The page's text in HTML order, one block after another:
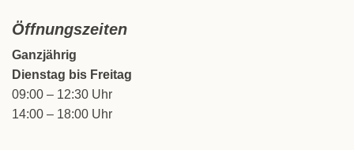
Öffnungszeiten
Ganzjährig
Dienstag bis Freitag
09:00 – 12:30 Uhr
14:00 – 18:00 Uhr